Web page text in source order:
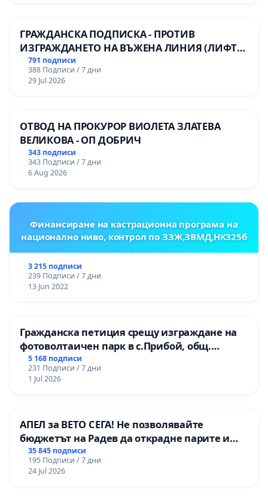
ГРАЖДАНСКА ПОДПИСКА - ПРОТИВ
ИЗГРАЖДАНЕТО НА ВЪЖЕНА ЛИНИЯ (ЛИФТ)
НА ТЕРИТОРИЯТА НА ПРИРОДНА
ЗАБЕЛЕЖИТЕЛНОСТ „ХЪЛМ НА
ОСВОБОДИТЕЛИТЕ“ (БУНАРДЖИК)
791 подписи
388 Подписи / 7 дни
29 Jul 2026
ОТВОД НА ПРОКУРОР ВИОЛЕТА ЗЛАТЕВА
ВЕЛИКОВА - ОП ДОБРИЧ
343 подписи
343 Подписи / 7 дни
6 Aug 2026
Финансиране на кастрационна програма на
национално ниво, контрол по ЗЗЖ,ЗВМД,НК325б
3 215 подписи
239 Подписи / 7 дни
13 Jun 2022
Гражданска петиция срещу изграждане на
фотоволтаичен парк в с.Прибой, общ.
Радомир
5 168 подписи
231 Подписи / 7 дни
1 Jul 2026
АПЕЛ за ВЕТО СЕГА! Не позволявайте
бюджетът на Радев да открадне парите и
правата ни в тъмното
35 845 подписи
195 Подписи / 7 дни
24 Jul 2026